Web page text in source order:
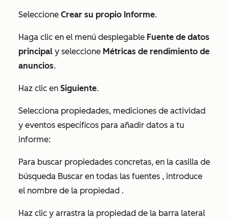
Seleccione Crear su propio Informe.
Haga clic en el menú desplegable Fuente de datos
principal y seleccione Métricas de rendimiento de
anuncios.
Haz clic en Siguiente.
Selecciona propiedades, mediciones de actividad
y eventos específicos para añadir datos a tu
informe:
Para buscar propiedades concretas, en la casilla de
búsqueda Buscar en todas las fuentes , introduce
el nombre de la propiedad .
Haz clic y arrastra la propiedad de la barra lateral